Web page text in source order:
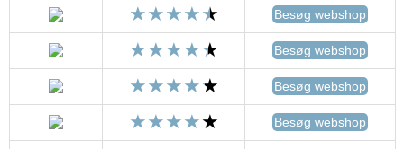
Besøg webshop
Besøg webshop
Besøg webshop
Besøg webshop